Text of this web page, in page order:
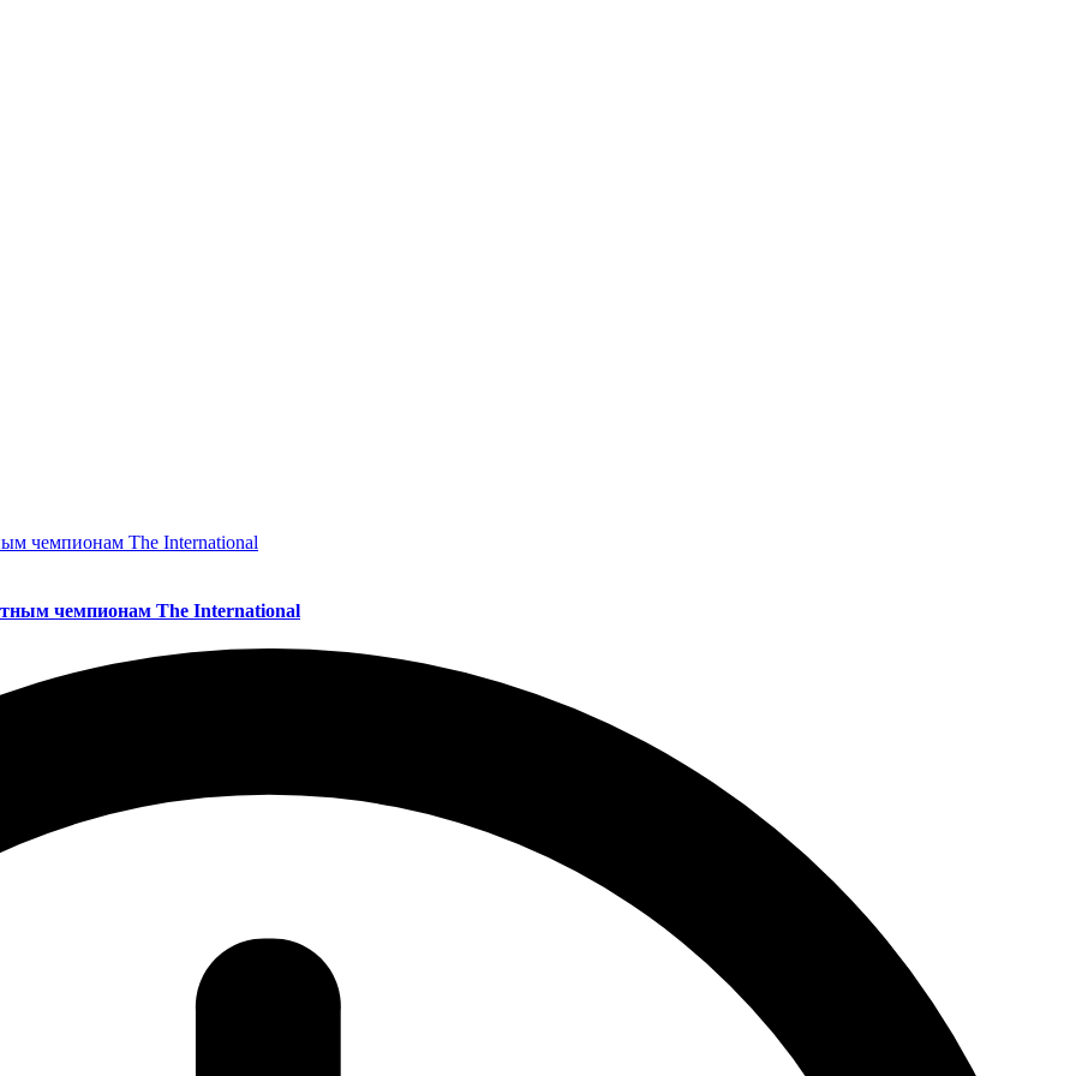
чемпионам The International